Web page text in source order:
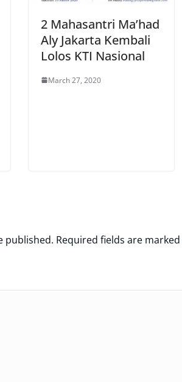
2 Mahasantri Ma’had
Aly Jakarta Kembali
Lolos KTI Nasional
March 27, 2020
published. Required fields are marked